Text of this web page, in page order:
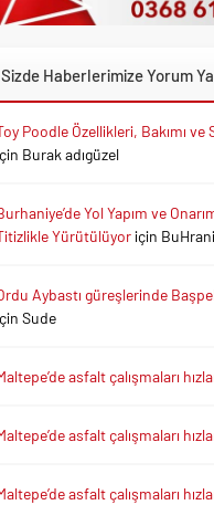
Sizde Haberlerimize Yorum
Poodle Özellikleri, Bakımı
Burak adıgüzel
Yol Yapım ve
Yürütülüyoriçin
Aybastı güreşlerinde
Sude
asfalt çalışmaları
asfalt çalışmaları
asfalt çalışmaları